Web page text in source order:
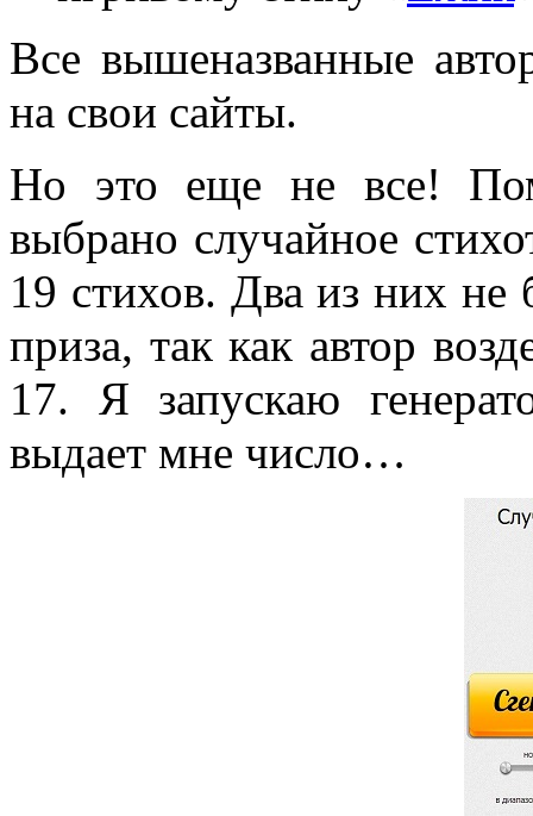
Все вышеназванные
на свои сайты.
Но это еще не все!
выбрано случайное
19 стихов. Два из них не
приза, так как автор
17. Я запускаю
выдает мне число…